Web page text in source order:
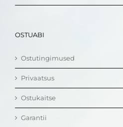
OSTUABI
Ostutingimused
Privaatsus
Ostukaitse
Garantii